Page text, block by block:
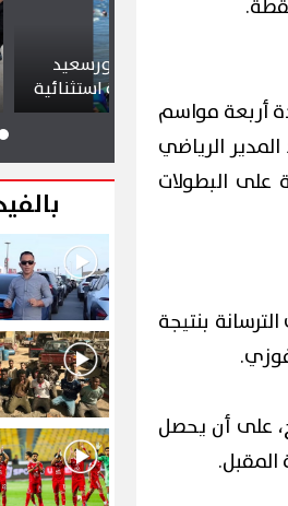
أربعة مواسم
الرياضي
على البطولات
بنتيجة
مريح، على أن يحصل
عطلة أسبوعية استثنائية
محافظ